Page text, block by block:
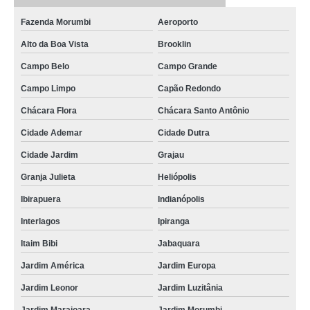
Fazenda Morumbi Aeroporto
Alto da Boa Vista Brooklin
Campo Belo Campo Grande
Campo Limpo Capão Redondo
Chácara Flora Chácara Santo Antônio
Cidade Ademar Cidade Dutra
Cidade Jardim Grajau
Granja Julieta Heliópolis
Ibirapuera Indianópolis
Interlagos Ipiranga
Itaim Bibi Jabaquara
Jardim América Jardim Europa
Jardim Leonor Jardim Luzitânia